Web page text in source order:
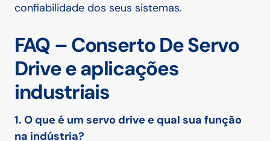
confiabilidade dos seus sistemas.
FAQ – Conserto De Servo
Drive e aplicações
industriais
1. O que é um servo drive e qual sua função
na indústria?